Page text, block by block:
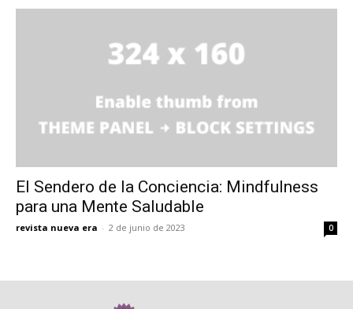
El Sendero de la Conciencia: Mindfulness
para una Mente Saludable
revista nueva era - 2 de junio de 2023 0